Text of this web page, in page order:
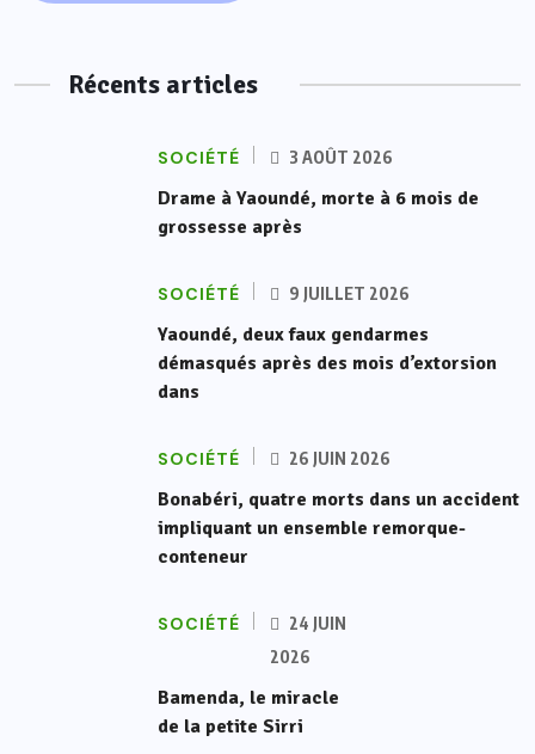
Récents articles
SOCIÉTÉ 3 AOÛT 2026
Drame à Yaoundé, morte à 6 mois de
grossesse après
SOCIÉTÉ 9 JUILLET 2026
Yaoundé, deux faux gendarmes
démasqués après des mois d’extorsion
dans
SOCIÉTÉ 26 JUIN 2026
Bonabéri, quatre morts dans un accident
impliquant un ensemble remorque-
conteneur
SOCIÉTÉ
24 JUIN
2026
Bamenda, le miracle
de la petite Sirri